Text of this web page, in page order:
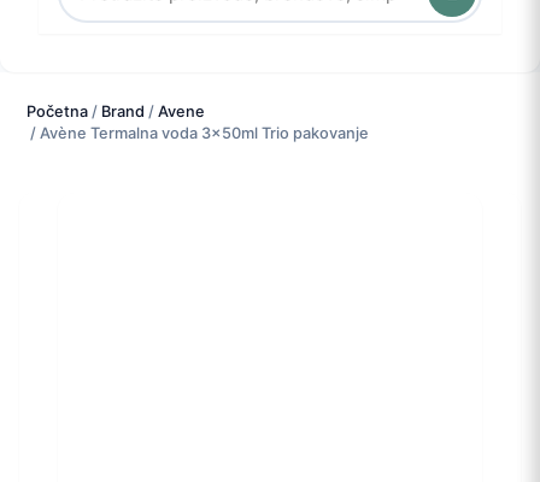
Početna/ Brand / Avene
/ Avène Termalna voda 3x50ml Trio pakovanje